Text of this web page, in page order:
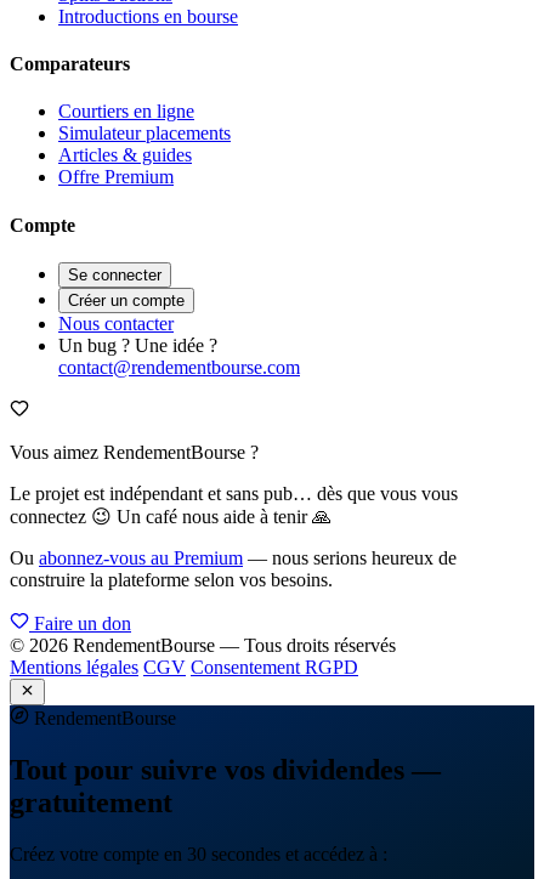
Introductions en bourse
Comparateurs
Courtiers en ligne
Simulateur placements
Articles & guides
Offre Premium
Compte
Se connecter
Créer un compte
Nous contacter
Un bug ? Une idée ?
contact@rendementbourse.com
Vous aimez RendementBourse ?
Le projet est indépendant et sans pub… dès que vous vous
connectez 😉 Un café nous aide à tenir 🙏
Ou abonnez-vous au Premium — nous serions heureux de
construire la plateforme selon vos besoins.
Faire un don
© 2026 RendementBourse — Tous droits réservés
Mentions légales CGV Consentement RGPD
RendementBourse
Tout pour suivre vos dividendes —
gratuitement
Créez votre compte en 30 secondes et accédez à :